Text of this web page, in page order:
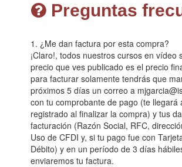
Preguntas
1. ¿Me dan factura por esta compra?
¡Claro!, todos nuestros cursos en vídeo
precio que ves publicado es el precio
para facturar solamente tendrás que
próximos 5 días un correo a
con tu comprobante de pago (te llegará
registrado al finalizar la compra) y tus
facturación (Razón Social, RFC,
Uso de CFDI y, si tu pago fue con
Débito) y en un período de 3 días
enviaremos tu factura.